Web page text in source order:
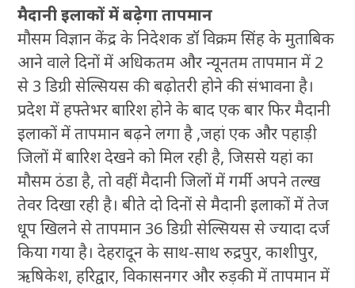
मैदानी इलाकों में बढ़ेगा तापमान
मौसम विज्ञान केंद्र के निदेशक डॉ विक्रम सिंह के मुताबिक
आने वाले दिनों में अधिकतम और न्यूनतम तापमान में 2
से 3 डिग्री सेल्सियस की बढ़ोतरी होने की संभावना है।
प्रदेश में हफ्तेभर बारिश होने के बाद एक बार फिर मैदानी
इलाकों में तापमान बढ़ने लगा है ,जहां एक और पहाड़ी
जिलों में बारिश देखने को मिल रही है, जिससे यहां का
मौसम ठंडा है, तो वहीं मैदानी जिलों में गर्मी अपने तल्ख
तेवर दिखा रही है। बीते दो दिनों से मैदानी इलाकों में तेज
धूप खिलने से तापमान 36 डिग्री सेल्सियस से ज्यादा दर्ज
किया गया है। देहरादून के साथ-साथ रुद्रपुर, काशीपुर,
ऋषिकेश, हरिद्वार, विकासनगर और रुड़की में तापमान में